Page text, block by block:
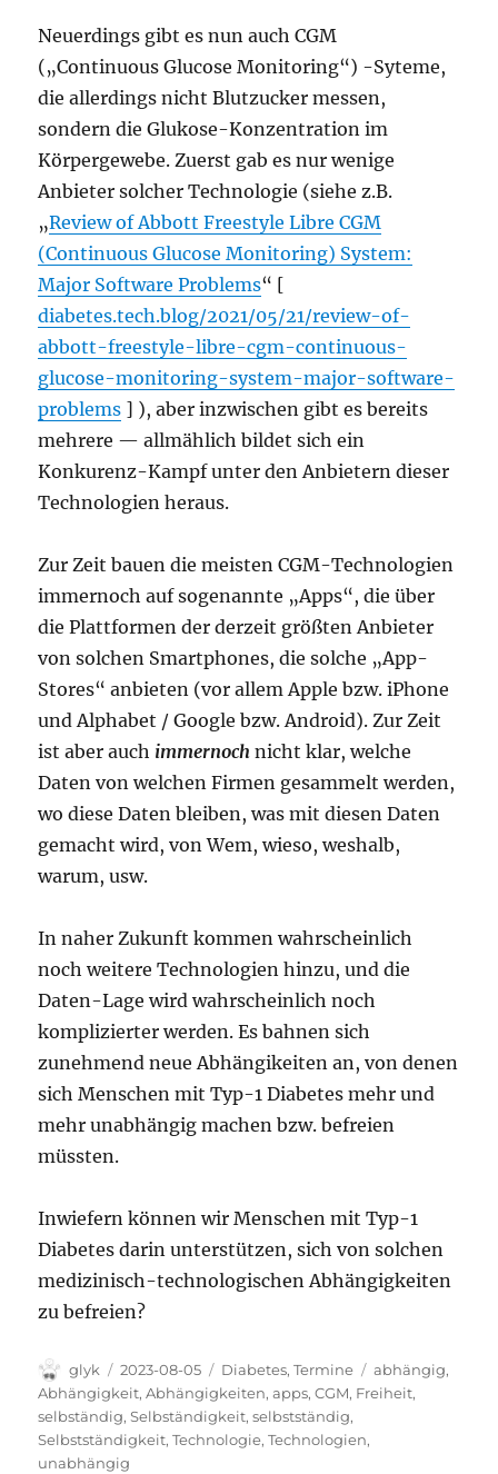
Neuerdings gibt es nun auch CGM
(„Continuous Glucose Monitoring“) -Syteme,
die allerdings nicht Blutzucker messen,
sondern die Glukose-Konzentration im
Körpergewebe. Zuerst gab es nur wenige
Anbieter solcher Technologie (siehe z.B.
„Review of Abbott Freestyle Libre CGM
(Continuous Glucose Monitoring) System:
Major Software Problems“ [
diabetes.tech.blog/2021/05/21/review-of-
abbott-freestyle-libre-cgm-continuous-
glucose-monitoring-system-major-software-
problems ] ), aber inzwischen gibt es bereits
mehrere — allmählich bildet sich ein
Konkurenz-Kampf unter den Anbietern dieser
Technologien heraus.
Zur Zeit bauen die meisten CGM-Technologien
immernoch auf sogenannte „Apps“, die über
die Plattformen der derzeit größten Anbieter
von solchen Smartphones, die solche „App-
Stores“ anbieten (vor allem Apple bzw. iPhone
und Alphabet / Google bzw. Android). Zur Zeit
ist aber auch immernoch nicht klar, welche
Daten von welchen Firmen gesammelt werden,
wo diese Daten bleiben, was mit diesen Daten
gemacht wird, von Wem, wieso, weshalb,
warum, usw.
In naher Zukunft kommen wahrscheinlich
noch weitere Technologien hinzu, und die
Daten-Lage wird wahrscheinlich noch
komplizierter werden. Es bahnen sich
zunehmend neue Abhängikeiten an, von denen
sich Menschen mit Typ-1 Diabetes mehr und
mehr unabhängig machen bzw. befreien
müssten.
Inwiefern können wir Menschen mit Typ-1
Diabetes darin unterstützen, sich von solchen
medizinisch-technologischen Abhängigkeiten
zu befreien?
Autor
glyk
Veröffentlicht
am
2023-08-05 Kategorien
Diabetes,Termine Schlagwörter
abhängig,
Abhängigkeit,Abhängigkeiten,apps,CGM, Freiheit,
selbständig,Selbständigkeit,selbstständig,
Selbstständigkeit,Technologie,Technologien,
unabhängig